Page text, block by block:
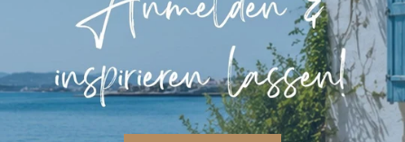
Leipzig
Lindau